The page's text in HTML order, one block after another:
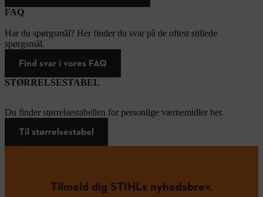
FAQ
Har du spørgsmål? Her finder du svar på de oftest stillede
spørgsmål.
Find svar i vores FAQ
STØRRELSESTABEL
Du finder størrelsestabellen for personlige værnemidler her.
Til størrelsestabel
Tilmeld dig STIHLs nyhedsbrev.